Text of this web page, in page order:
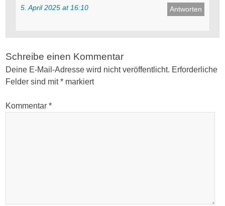
Antworten
5. April 2025 at 16:10
Schreibe einen Kommentar
Deine E-Mail-Adresse wird nicht veröffentlicht. Erforderliche
Felder sind mit* markiert
Kommentar*